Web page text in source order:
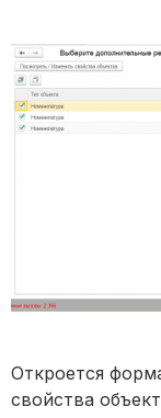
Откроется
свойства